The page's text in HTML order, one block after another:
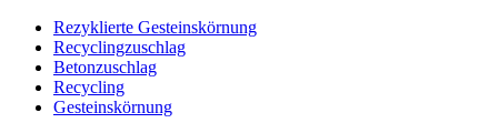
Rezyklierte Gesteinskörnung
Recyclingzuschlag
Betonzuschlag
Recycling
Gesteinskörnung